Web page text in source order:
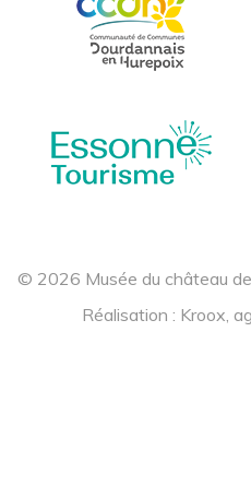
© 2026 Musée du château
Réalisation : Kroox,